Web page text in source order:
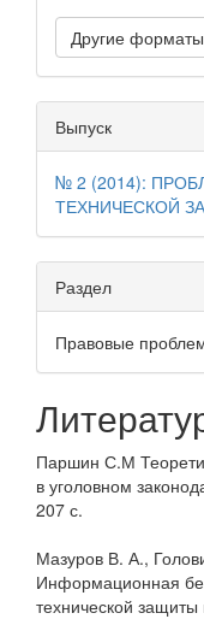
Другие
Выпуск
№ 2 (2014):
ТЕХНИЧЕСКОЙ
Раздел
Правовые
Паршин С.М
в уголовном
207 с.
Мазуров В. А.,
Информационная
технической